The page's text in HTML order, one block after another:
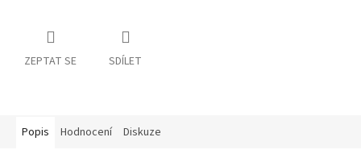
ZEPTAT SE SDÍLET
Popis Hodnocení Diskuze